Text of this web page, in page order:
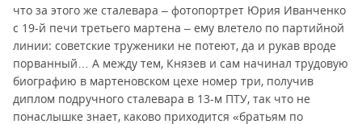
что за этого же сталевара – фотопортрет Юрия Иванченко
с 19-й печи третьего мартена – ему влетело по партийной
линии: советские труженики не потеют, да и рукав вроде
порванный… А между тем, Князев и сам начинал трудовую
биографию в мартеновском цехе номер три, получив
диплом подручного сталевара в 13-м ПТУ, так что не
понаслышке знает, каково приходится «братьям по